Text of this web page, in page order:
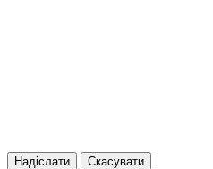
Надіслати Скасувати